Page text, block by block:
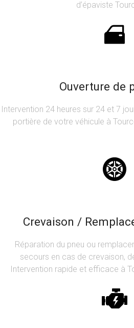
d’épaviste
Ouverture de
Intervention 24 heures sur 24 et 7
portière de votre véhicule à
Crevaison /
Réparation du pneu ou
secours en cas de crevaison,
Intervention rapide et efficace à